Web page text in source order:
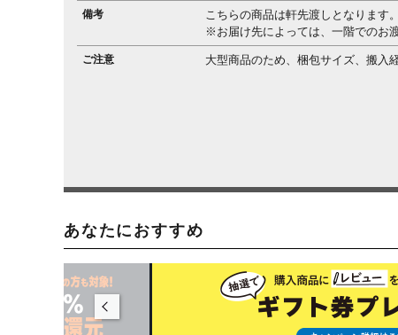
備考
こちらの商品は軒先渡しとなります。
※お届け先によっては、一階でのお
ご注意 大型商品のため、梱包サイズ、搬入
あなたにおすすめ